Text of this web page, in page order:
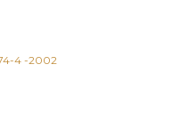
4 -2002